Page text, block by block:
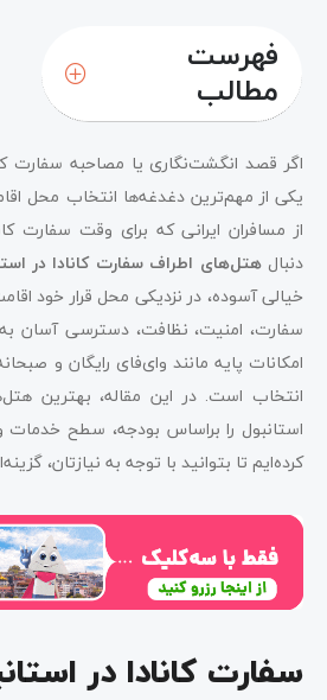
فهرست
مطالب
اگر قصد انگشت‌نگاری یا مصاحبه سفارت
یکی از مهم‌ترین دغدغه‌ها انتخاب محل
از مسافران ایرانی که برای وقت سفارت
دنبالهتل‌های اطراف سفارت کانادا در
خیالی آسوده، در نزدیکی محل قرار خود
سفارت، امنیت، نظافت، دسترسی آسان
امکانات پایه مانند وای‌فای رایگان و
انتخاب است. در این مقاله، بهترین
استانبول را براساس بودجه، سطح
کرده‌ایم تا بتوانید با توجه به نیازتان،
سفارت کانادا در